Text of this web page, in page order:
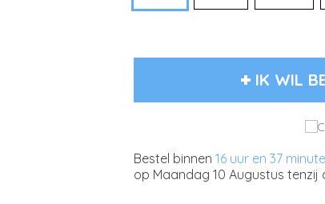
IK WIL
Bestel binnen 16 uur en 37
op Maandag 10 Augustus tenzij